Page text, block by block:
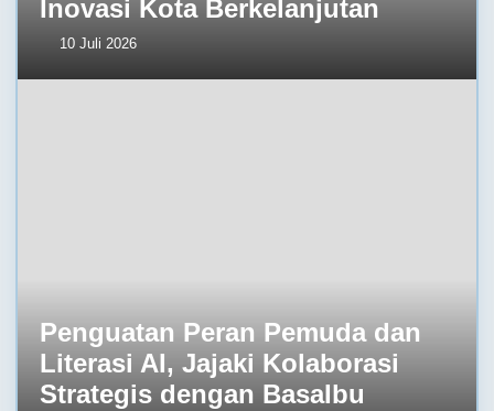
Inovasi Kota Berkelanjutan
10 Juli 2026
Penguatan Peran Pemuda dan
Literasi AI, Jajaki Kolaborasi
Strategis dengan BasaIbu